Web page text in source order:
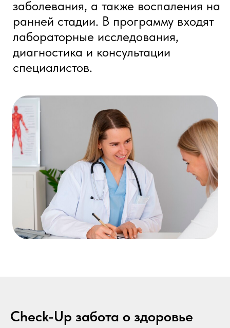
Check-Up забота о здоровье